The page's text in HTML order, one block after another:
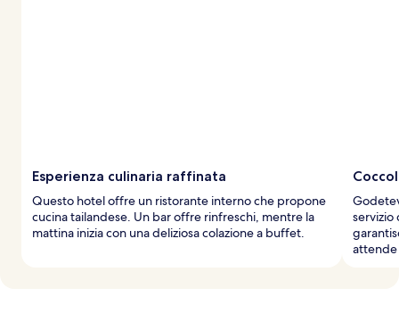
Esperienza culinaria raffinata
Questo hotel offre un ristorante interno che propone
cucina tailandese. Un bar offre rinfreschi, mentre la
mattina inizia con una deliziosa colazione a buffet.
servizio